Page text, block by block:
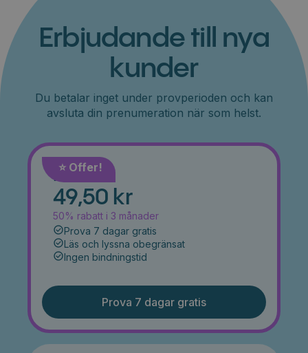
Erbjudande till nya
kunder
Du betalar inget under provperioden och kan
avsluta din prenumeration när som helst.
⭐️ Offer!
Månad
49,50 kr
50% rabatt i 3 månader
Prova 7 dagar gratis
Läs och lyssna obegränsat
Ingen bindningstid
Prova 7 dagar gratis